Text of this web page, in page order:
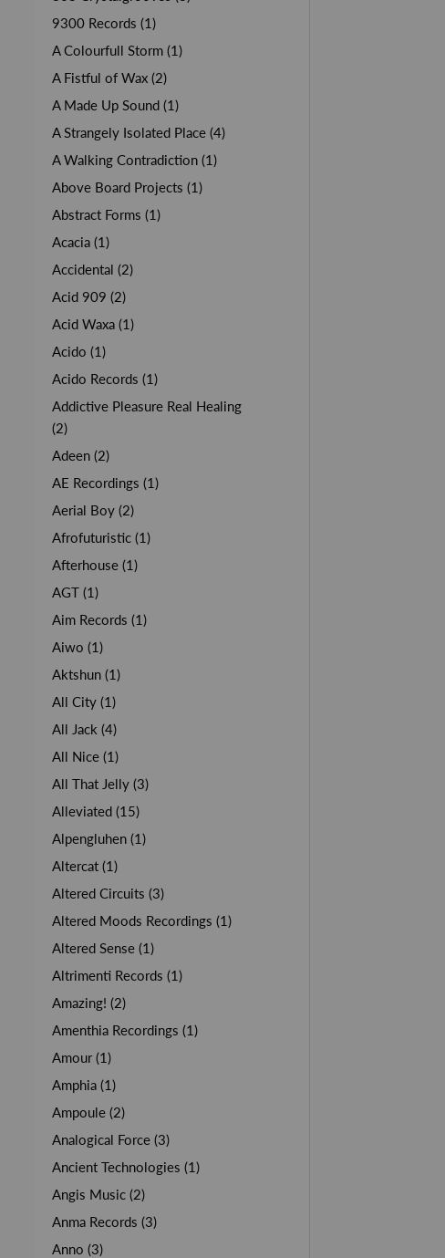
9300 Records (1)
A Colourfull Storm (1)
A Fistful of Wax (2)
A Made Up Sound (1)
A Strangely Isolated Place (4)
A Walking Contradiction (1)
Above Board Projects (1)
Abstract Forms (1)
Acacia (1)
Accidental (2)
Acid 909 (2)
Acid Waxa (1)
Acido (1)
Acido Records (1)
Addictive Pleasure Real Healing
(2)
Adeen (2)
AE Recordings (1)
Aerial Boy (2)
Afrofuturistic (1)
Afterhouse (1)
AGT (1)
Aim Records (1)
Aiwo (1)
Aktshun (1)
All City (1)
All Jack (4)
All Nice (1)
All That Jelly (3)
Alleviated (15)
Alpengluhen (1)
Altercat (1)
Altered Circuits (3)
Altered Moods Recordings (1)
Altered Sense (1)
Altrimenti Records (1)
Amazing! (2)
Amenthia Recordings (1)
Amour (1)
Amphia (1)
Ampoule (2)
Analogical Force (3)
Ancient Technologies (1)
Angis Music (2)
Anma Records (3)
Anno (3)